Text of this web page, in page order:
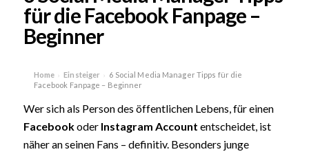
für die Facebook Fanpage –
Beginner
Home › Einsteiger › 6 Social Media Manager Tipps für die
Facebook Fanpage – Beginner
Wer sich als Person des öffentlichen Lebens, für einen
Facebookoder Instagram Account entscheidet, ist
näher an seinen Fans – definitiv. Besonders junge